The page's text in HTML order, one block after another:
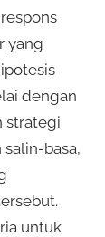
yang
dengan
strategi
basa,
untuk